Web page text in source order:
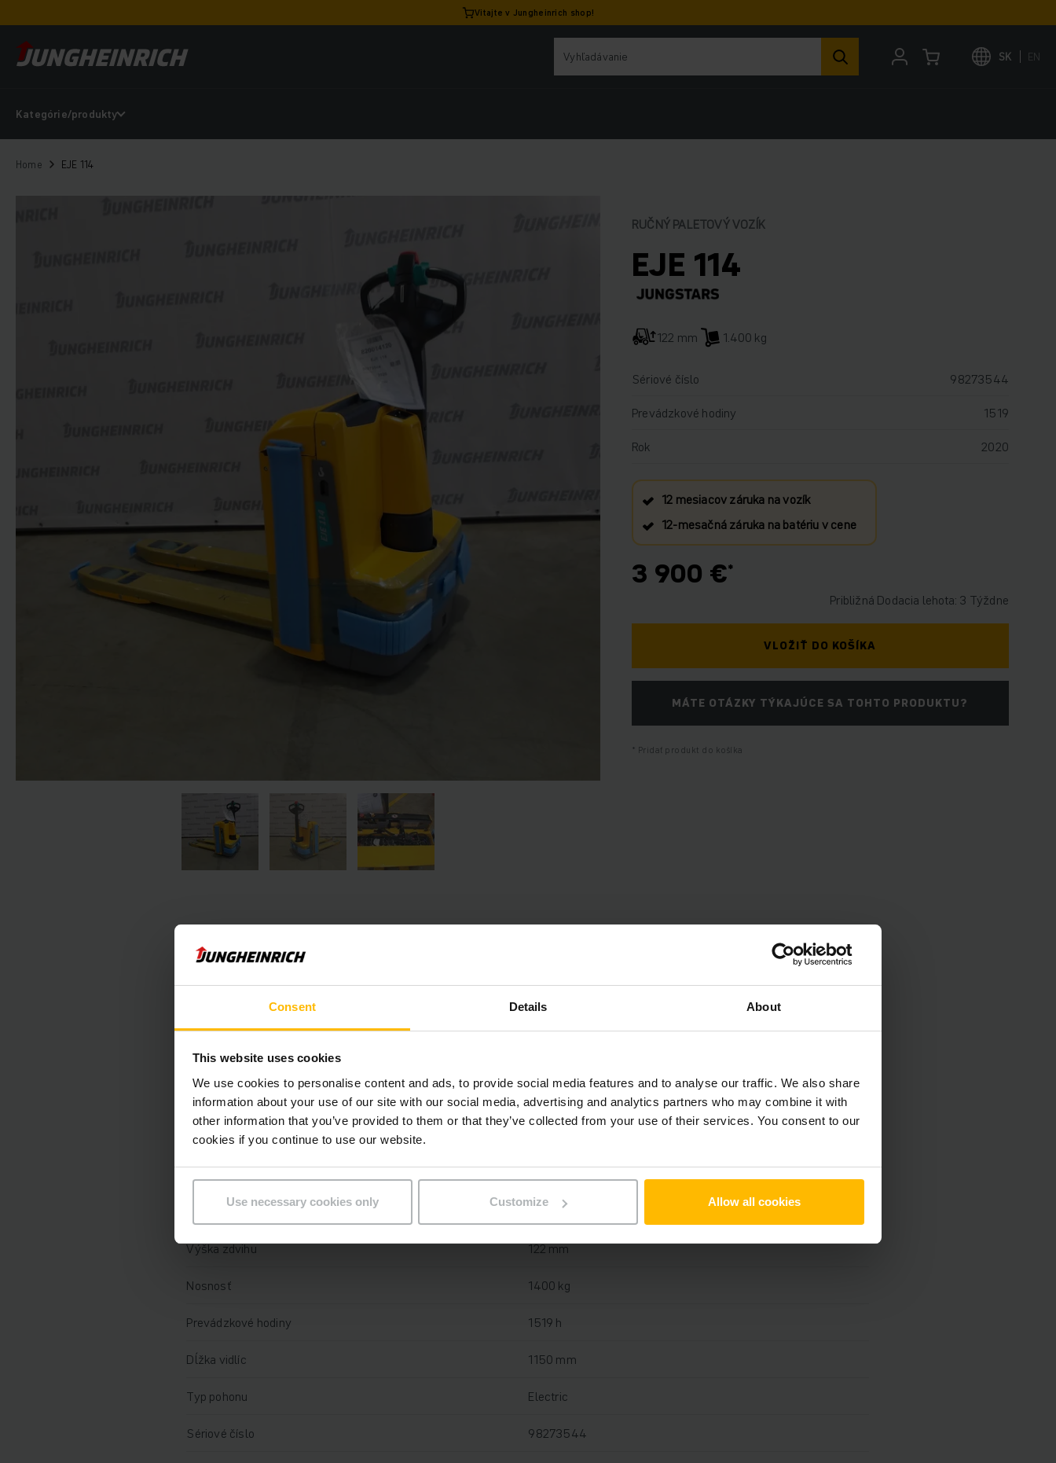
Consent Details About
This website uses cookies
We use cookies to personalise content and ads, to provide social media features and to analyse our traffic. We also share
information about your use of our site with our social media, advertising and analytics partners who may combine it with
other information that you’ve provided to them or that they’ve collected from your use of their services. You consent to our
cookies if you continue to use our website.
Use necessary cookies only Customize Allow all cookies
Vitajte v Jungheinrich shop!
SK EN
Kategórie/produkty
Home EJE 114
RUČNÝ PALETOVÝ VOZÍK
EJE 114
122 mm 1.400 kg
Sériové číslo
98273544
Prevádzkové hodiny
1519
Rok
2020
12 mesiacov záruka na vozík
12‑mesačná záruka na batériu v cene
3 900 €
Približná Dodacia lehota: 3 Týždne
VLOŽIŤ DO KOŠÍKA
MÁTE OTÁZKY TÝKAJÚCE SA TOHTO PRODUKTU?
Pridať produkt do košíka
Nasledujúca časť poskytuje komplexný prehľad technických špecifikácií a vybavenia vozidla.
Technické údaje
Batéria Oloveno-kyselinová, 24 V / 150 Ah
Nabíjač
2020
Výška zdvihu 122 mm
Nosnosť 1400 kg
Prevádzkové hodiny 1519 h
Dĺžka vidlíc 1150 mm
Typ pohonu Electric
Sériové číslo 98273544